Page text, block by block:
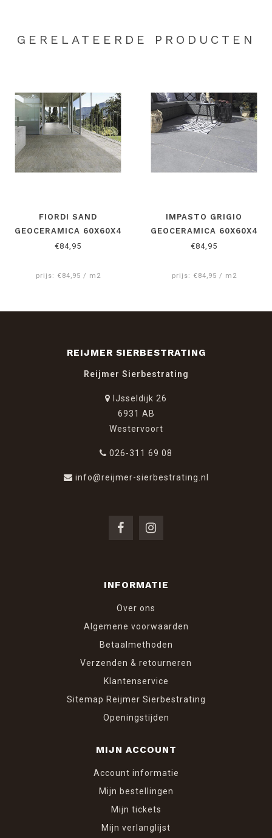
GERELATEERDE PRODUCTEN
FIORDI SAND
GEOCERAMICA 60X60X4
CM
€84,95
prijs: €84,95 / m2
IMPASTO GRIGIO
GEOCERAMICA 60X60X4
CM
€84,95
prijs: €84,95 / m2
REIJMER SIERBESTRATING
Reijmer Sierbestrating
IJsseldijk 26
6931 AB
Westervoort
026-311 69 08
info@reijmer-sierbestrating.nl
INFORMATIE
Over ons
Algemene voorwaarden
Betaalmethoden
Verzenden & retourneren
Klantenservice
Sitemap Reijmer Sierbestrating
Openingstijden
MIJN ACCOUNT
Account informatie
Mijn bestellingen
Mijn tickets
Mijn verlanglijst